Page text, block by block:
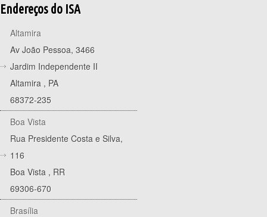
Endereços do ISA
Altamira
Av João Pessoa, 3466
Jardim Independente II
Altamira , PA
68372-235
Boa Vista
Rua Presidente Costa e Silva,
116
Boa Vista , RR
69306-670
Brasília